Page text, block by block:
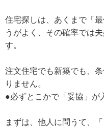
住宅探しは、あくまで「
うがよく、その確率では
す。
注文住宅でも新築でも、
りません。
●必ずとこかで「妥協」が
まずは、他人に問うて、